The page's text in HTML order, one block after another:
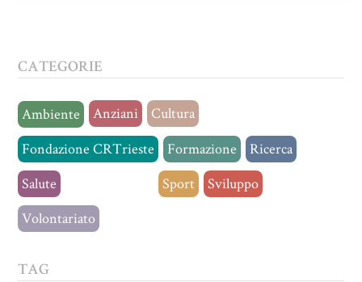
CATEGORIE
Ambiente Anziani
Cultura
Fondazione CRTrieste
Formazione
Ricerca
Salute
Sport
Sviluppo
Volontariato
TAG